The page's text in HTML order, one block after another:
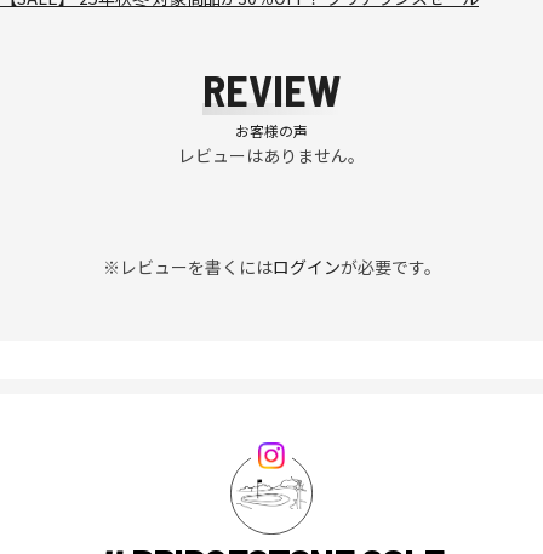
REVIEW
お客様の声
レビューはありません。
※レビューを書くにはログインが必要です。